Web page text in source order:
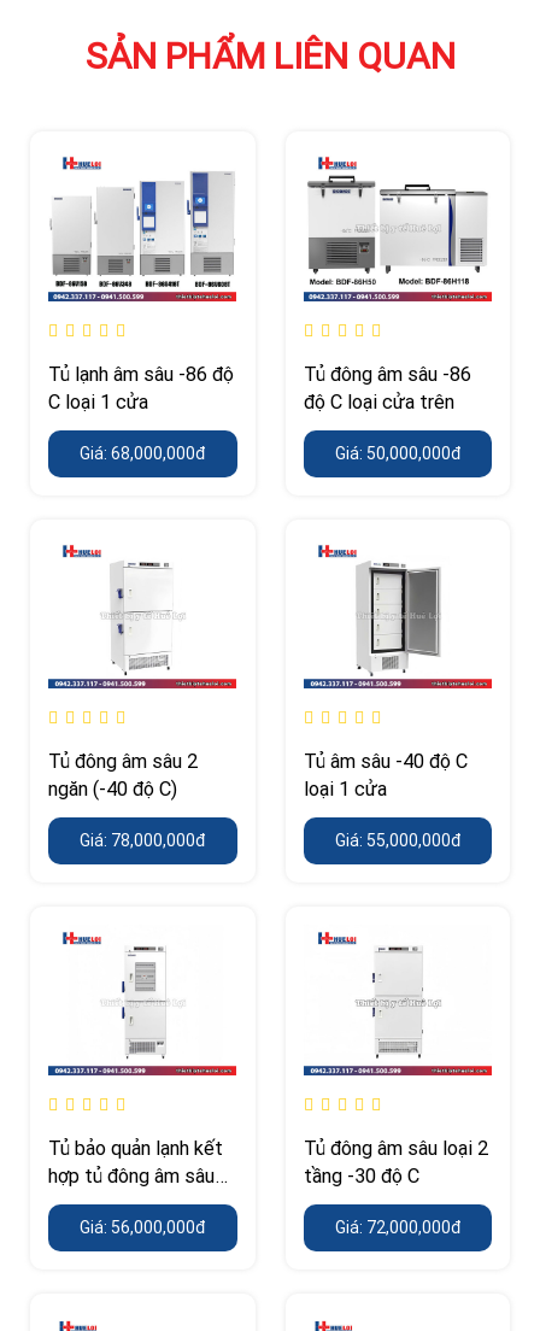
SẢN PHẨM LIÊN QUAN
Tủ lạnh âm sâu -86 độ
C loại 1 cửa
Giá: 68,000,000đ
Tủ đông âm sâu -86
độ C loại cửa trên
Giá: 50,000,000đ
Tủ đông âm sâu 2
ngăn (-40 độ C)
Giá: 78,000,000đ
Tủ âm sâu -40 độ C
loại 1 cửa
Giá: 55,000,000đ
Tủ bảo quản lạnh kết
hợp tủ đông âm sâu
(-40 độ C)
Giá: 56,000,000đ
Tủ đông âm sâu loại 2
tầng -30 độ C
Giá: 72,000,000đ